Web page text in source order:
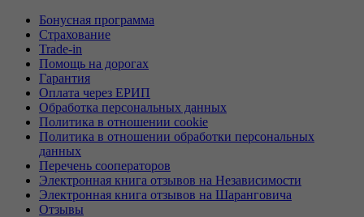
Бонусная программа
Страхование
Trade-in
Помощь на дорогах
Гарантия
Оплата через ЕРИП
Обработка персональных данных
Политика в отношении cookie
Политика в отношении обработки персональных
данных
Перечень сооператоров
Электронная книга отзывов на Независимости
Электронная книга отзывов на Шаранговича
Отзывы